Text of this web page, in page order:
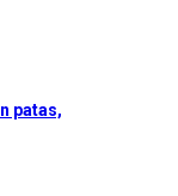
patas,